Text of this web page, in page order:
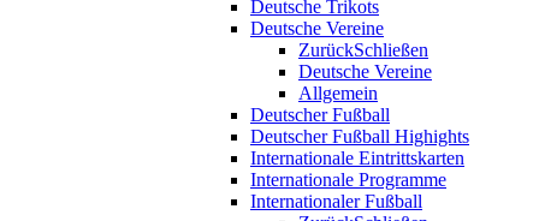
Deutsche Trikots
Deutsche Vereine
ZurückSchließen
Deutsche Vereine
Allgemein
Deutscher Fußball
Deutscher Fußball Highights
Internationale Eintrittskarten
Internationale Programme
Internationaler Fußball